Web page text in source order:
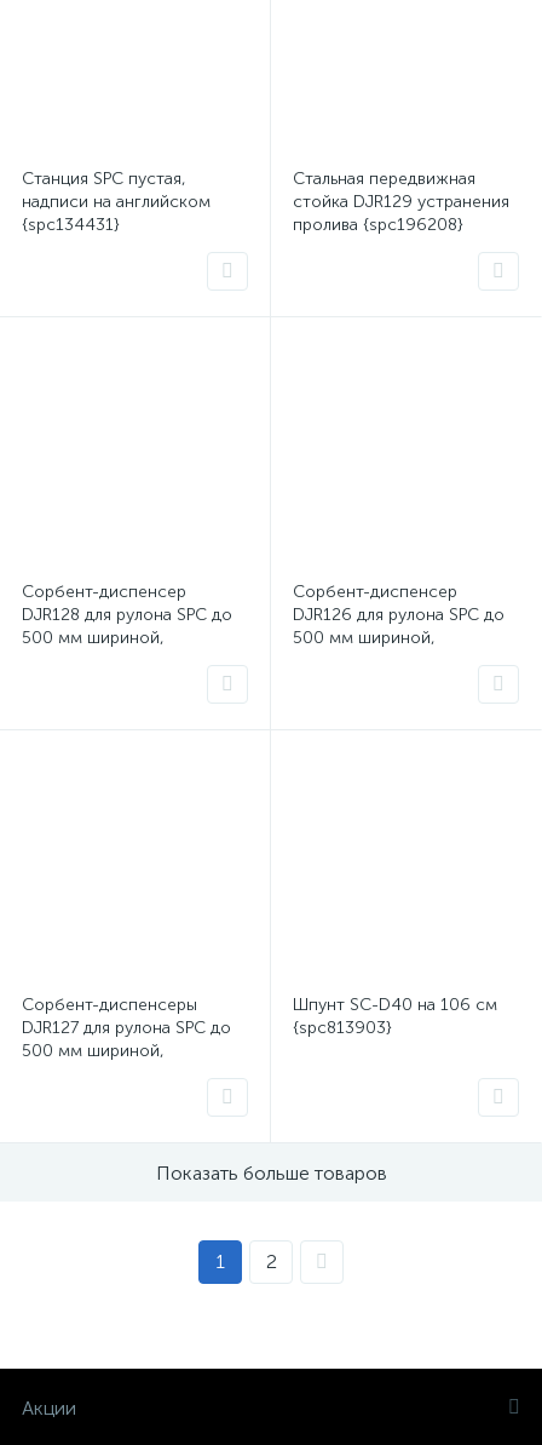
Станция SPC пустая,
надписи на английском
{spc134431}
Стальная передвижная
стойка DJR129 устранения
пролива {spc196208}
Сорбент-диспенсер
DJR128 для рулона SPC до
500 мм шириной,
вертикальный, напольный,
Сорбент-диспенсер
DJR126 для рулона SPC до
500 мм шириной,
напольный {spc830952}
Сорбент-диспенсеры
DJR127 для рулона SPC до
500 мм шириной,
настенный {spc830953}
Шпунт SC-D40 на 106 см
{spc813903}
Показать больше товаров
1 2
Акции